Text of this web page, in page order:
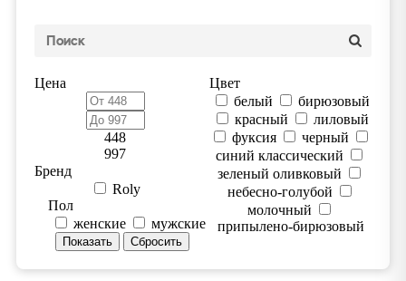
Цена
448
997
Цвет
белый
бирюзовый
красный
лиловый
фуксия
черный
синий классический
зеленый оливковый
небесно-голубой
молочный
припылено-бирюзовый
Бренд
Roly
Пол
женские
мужские